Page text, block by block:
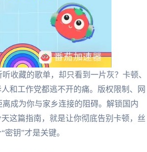
收藏的歌单，却只看到一片灰？卡顿、
和工作党都逃不开的痛。版权限制、网
成为你与家乡连接的阻碍。解锁国内
这篇指南，就是让你彻底告别卡顿，丝
钥”才是关键。